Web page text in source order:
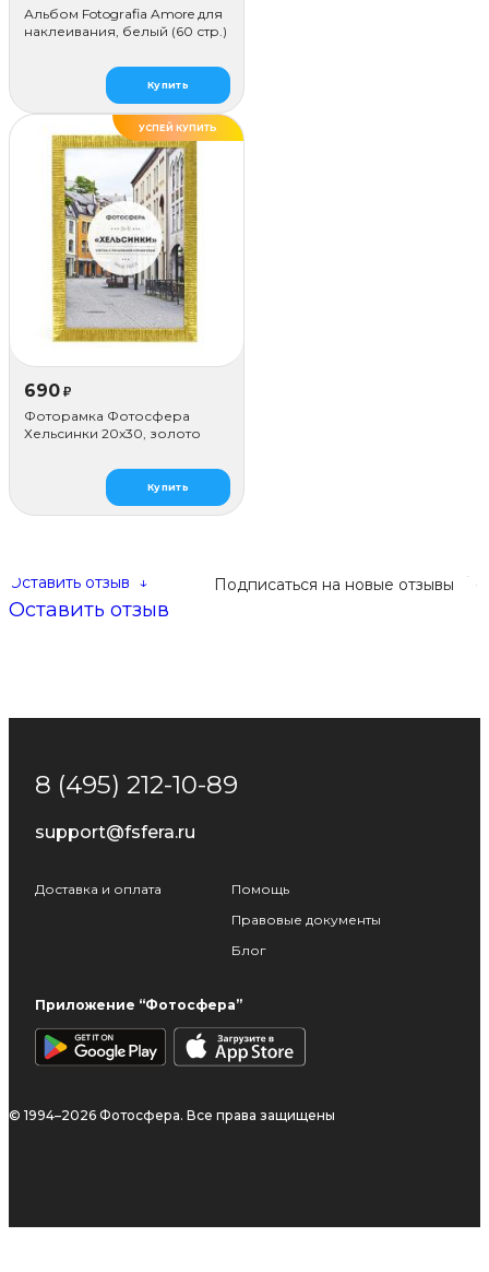
Альбом Fotografia Amore для
наклеивания, белый (60 стр.)
Купить
УСПЕЙ КУПИТЬ
ДЕЛАЕМ САМИ
690 ₽
Фоторамка Фотосфера
Хельсинки 20x30, золото
Купить
Подписаться на новые отзывы
Оставить отзыв ↓
Оставить отзыв
8 (495) 212-10-89
support@fsfera.ru
Доставка и оплата
Помощь
Правовые документы
Блог
Приложение “Фотосфера”
© 1994–2026 Фотосфера. Все права защищены